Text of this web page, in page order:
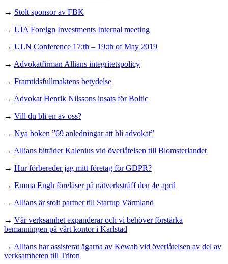
→ Stolt sponsor av FBK
→ UIA Foreign Investments Internal meeting
→ ULN Conference 17:th – 19:th of May 2019
→ Advokatfirman Allians integritetspolicy
→ Framtidsfullmaktens betydelse
→ Advokat Henrik Nilssons insats för Boltic
→ Vill du bli en av oss?
→ Nya boken ”69 anledningar att bli advokat”
→ Allians biträder Kalenius vid överlåtelsen till Blomsterlandet
→ Hur förbereder jag mitt företag för GDPR?
→ Emma Engh föreläser på nätverksträff den 4e april
→ Allians är stolt partner till Startup Värmland
→ Vår verksamhet expanderar och vi behöver förstärka
bemanningen på vårt kontor i Karlstad
→ Allians har assisterat ägarna av Kewab vid överlåtelsen av del av
verksamheten till Triton